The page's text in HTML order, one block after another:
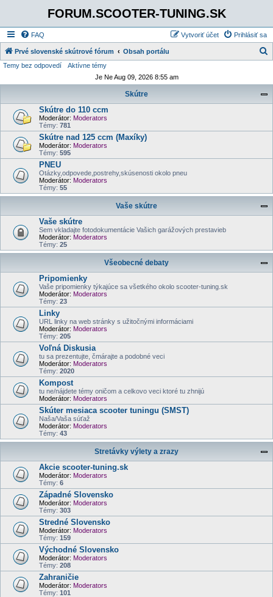
FORUM.SCOOTER-TUNING.SK
FAQ Prihlásiť sa
Vytvoriť účet
Prvé slovenské skútrové fórum Obsah portálu
Temy bez odpovedí
Aktívne témy
Je Ne Aug 09, 2026 8:55 am
Skútre
Skútre do 110 ccm
Moderátor: Moderators
Témy: 781
Skútre nad 125 ccm (Maxíky)
Moderátor: Moderators
Témy: 595
PNEU
Otázky,odpovede,postrehy,skúsenosti okolo pneu
Moderátor: Moderators
Témy: 55
Vaše skútre
Vaše skútre
Sem vkladajte fotodokumentácie Vašich garážových prestavieb
Moderátor: Moderators
Témy: 25
Všeobecné debaty
Pripomienky
Vaše pripomienky týkajúce sa všetkého okolo scooter-tuning.sk
Moderátor: Moderators
Témy: 23
Linky
URL linky na web stránky s užitočnými informáciami
Moderátor: Moderators
Témy: 205
Voľná Diskusia
tu sa prezentujte, čmárajte a podobné veci
Moderátor: Moderators
Témy: 2020
Kompost
tu ne/nájdete témy oničom a celkovo veci ktoré tu zhnijú
Moderátor: Moderators
Skúter mesiaca scooter tuningu (SMST)
Naša/Vaša súťaž
Moderátor: Moderators
Témy: 43
Stretávky výlety a zrazy
Akcie scooter-tuning.sk
Moderátor: Moderators
Témy: 6
Západné Slovensko
Moderátor: Moderators
Témy: 303
Stredné Slovensko
Moderátor: Moderators
Témy: 159
Východné Slovensko
Moderátor: Moderators
Témy: 208
Zahraničie
Moderátor: Moderators
Témy: 101